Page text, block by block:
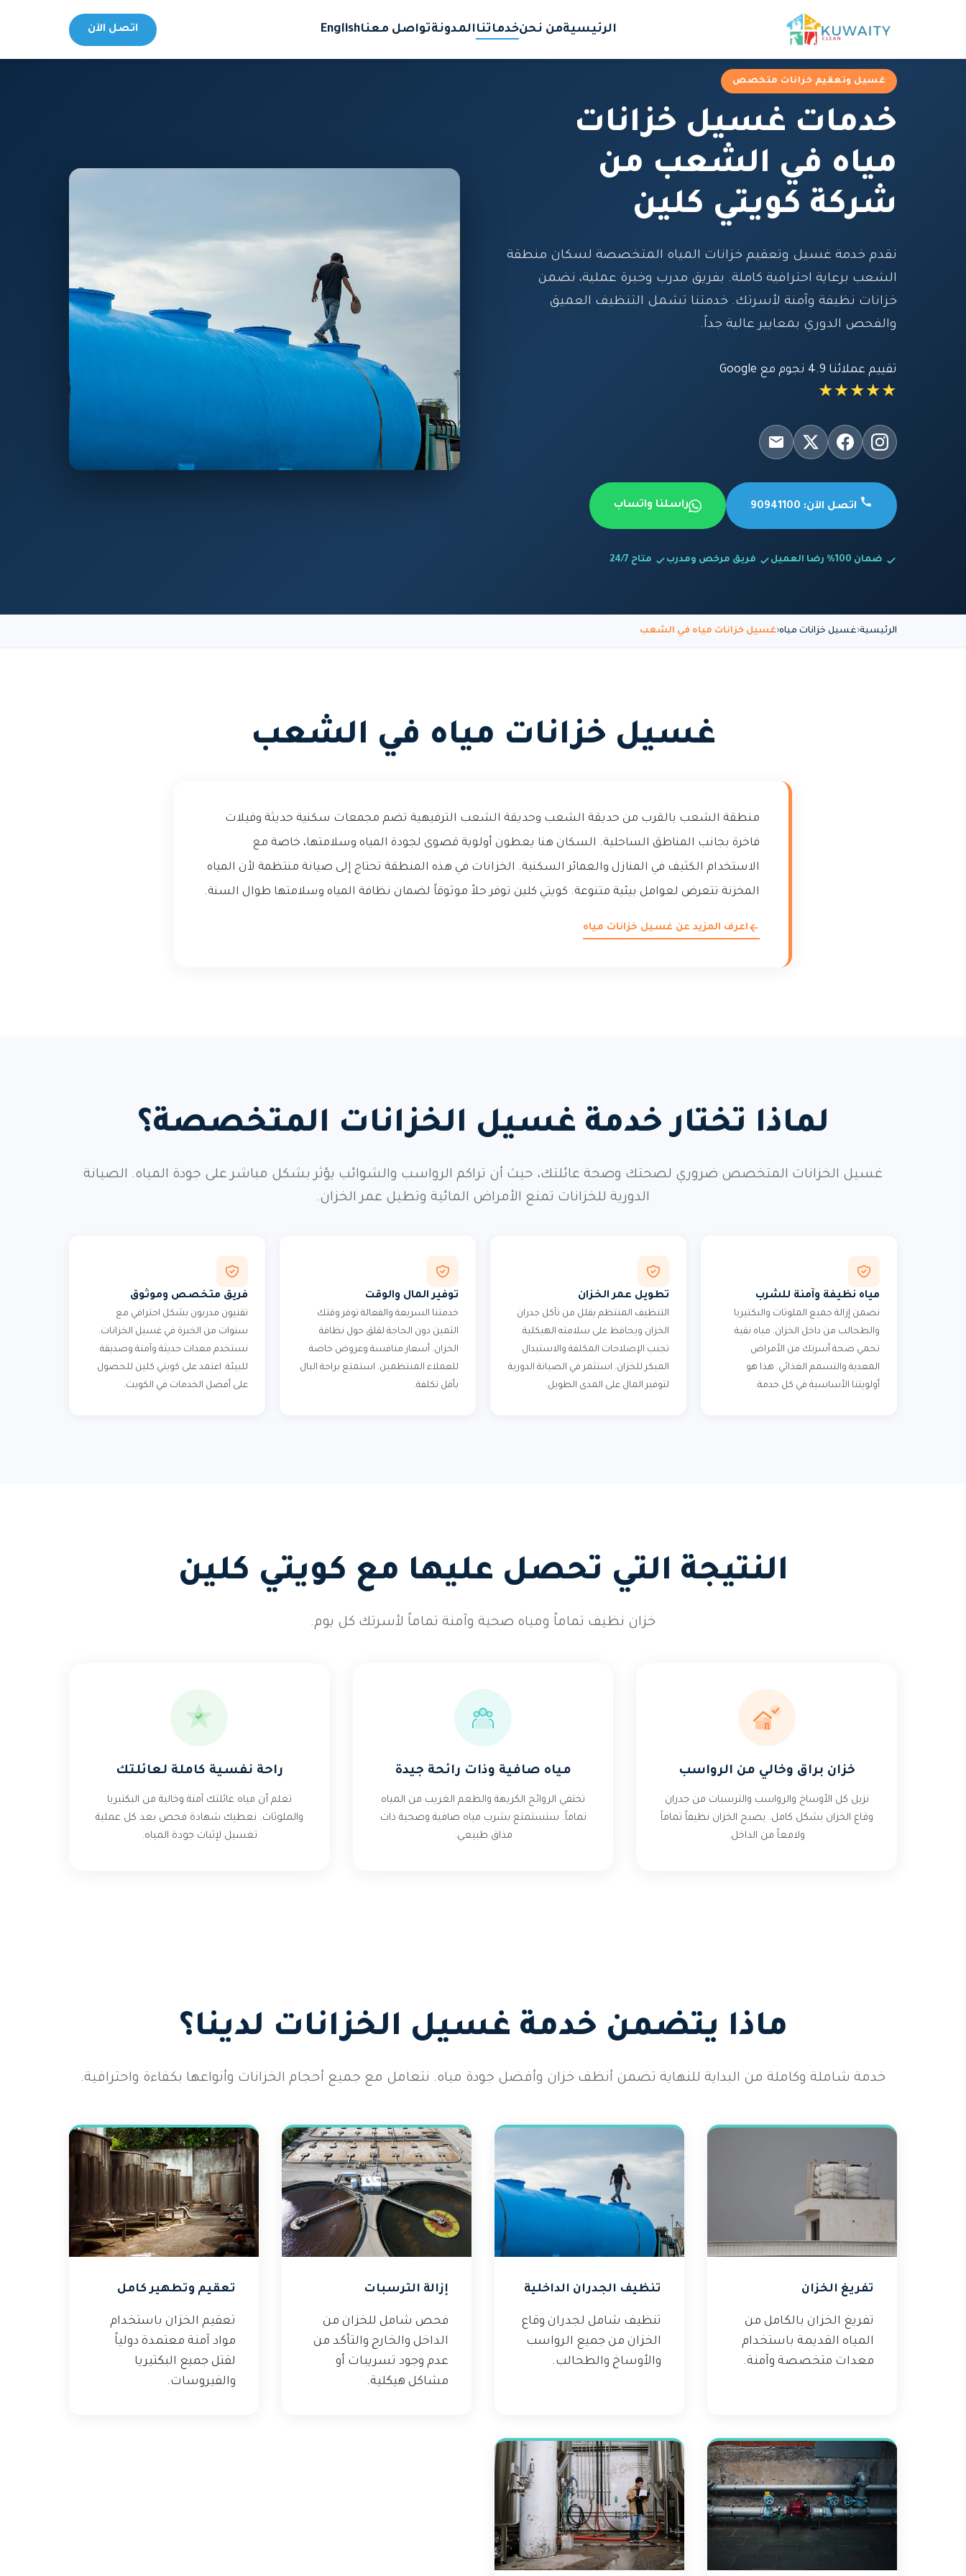
الرئيسيةمن نحنخدماتناالمدونةتواصل معناEnglish اتصل الآن
غسيل وتعقيم خزانات متخصص
خدمات غسيل خزانات
مياه في الشعب من
شركة كويتي كلين
نقدم خدمة غسيل وتعقيم خزانات المياه المتخصصة لسكان منطقة
الشعب برعاية احترافية كاملة. بفريق مدرب وخبرة عملية، نضمن
خزانات نظيفة وآمنة لأسرتك. خدمتنا تشمل التنظيف العميق
والفحص الدوري بمعايير عالية جداً.
تقييم عملائنا 4.9 نجوم مع Google
★★★★★
اتصل الآن: 90941100 راسلنا واتساب
ضمان 100% رضا العميل فريق مرخص ومدرب متاح 24/7
الرئيسية غسيل خزانات مياه غسيل خزانات مياه في الشعب
غسيل خزانات مياه في الشعب
منطقة الشعب بالقرب من حديقة الشعب وحديقة الشعب الترفيهية تضم مجمعات سكنية حديثة وفيلات
فاخرة بجانب المناطق الساحلية. السكان هنا يعطون أولوية قصوى لجودة المياه وسلامتها، خاصة مع
الاستخدام الكثيف في المنازل والعمائر السكنية. الخزانات في هذه المنطقة تحتاج إلى صيانة منتظمة لأن المياه
المخزنة تتعرض لعوامل بيئية متنوعة. كويتي كلين توفر حلاً موثوقاً لضمان نظافة المياه وسلامتها طوال السنة.
اعرف المزيد عن غسيل خزانات مياه
لماذا تختار خدمة غسيل الخزانات المتخصصة؟
غسيل الخزانات المتخصص ضروري لصحتك وصحة عائلتك، حيث أن تراكم الرواسب والشوائب يؤثر بشكل مباشر على جودة المياه. الصيانة
الدورية للخزانات تمنع الأمراض المائية وتطيل عمر الخزان.
مياه نظيفة وآمنة للشرب
نضمن إزالة جميع الملوثات والبكتيريا
والطحالب من داخل الخزان. مياه نقية
تحمي صحة أسرتك من الأمراض
المعدية والتسمم الغذائي. هذا هو
أولويتنا الأساسية في كل خدمة.
تطويل عمر الخزان
التنظيف المنتظم يقلل من تآكل جدران
الخزان ويحافظ على سلامته الهيكلية.
تجنب الإصلاحات المكلفة والاستبدال
المبكر للخزان. استثمر في الصيانة الدورية
لتوفير المال على المدى الطويل.
توفير المال والوقت
خدمتنا السريعة والفعالة توفر وقتك
الثمين دون الحاجة لقلق حول نظافة
الخزان. أسعار منافسة وعروض خاصة
للعملاء المنتظمين. استمتع براحة البال
بأقل تكلفة.
فريق متخصص وموثوق
تقنيون مدربون بشكل احترافي مع
سنوات من الخبرة في غسيل الخزانات.
نستخدم معدات حديثة وآمنة وصديقة
للبيئة. اعتمد على كويتي كلين للحصول
على أفضل الخدمات في الكويت.
النتيجة التي تحصل عليها مع كويتي كلين
خزان نظيف تماماً ومياه صحية وآمنة تماماً لأسرتك كل يوم.
خزان براق وخالي من الرواسب
نزيل كل الأوساخ والرواسب والترسبات من جدران
وقاع الخزان بشكل كامل. يصبح الخزان نظيفاً تماماً
ولامعاً من الداخل.
مياه صافية وذات رائحة جيدة
تختفي الروائح الكريهة والطعم الغريب من المياه
تماماً. ستستمتع بشرب مياه صافية وصحية ذات
مذاق طبيعي.
راحة نفسية كاملة لعائلتك
تعلم أن مياه عائلتك آمنة وخالية من البكتيريا
والملوثات. نعطيك شهادة فحص بعد كل عملية
تغسيل لإثبات جودة المياه.
ماذا يتضمن خدمة غسيل الخزانات لدينا؟
خدمة شاملة وكاملة من البداية للنهاية تضمن أنظف خزان وأفضل جودة مياه. نتعامل مع جميع أحجام الخزانات وأنواعها بكفاءة واحترافية.
تفريغ الخزان
تفريغ الخزان بالكامل من
المياه القديمة باستخدام
معدات متخصصة وآمنة.
تنظيف الجدران الداخلية
تنظيف شامل لجدران وقاع
الخزان من جميع الرواسب
والأوساخ والطحالب.
إزالة الترسبات
فحص شامل للخزان من
الداخل والخارج والتأكد من
عدم وجود تسريبات أو
مشاكل هيكلية.
تعقيم وتطهير كامل
تعقيم الخزان باستخدام
مواد آمنة معتمدة دولياً
لقتل جميع البكتيريا
والفيروسات.